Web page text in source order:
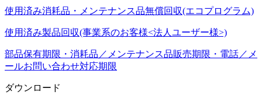
使用済み消耗品・メンテナンス品無償回収(エコプログラム)
使用済み製品回収(事業系のお客様<法人ユーザー様>)
部品保有期限・消耗品／メンテナンス品販売期限・電話／メ
ールお問い合わせ対応期限
ダウンロード